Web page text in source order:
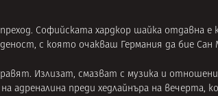
преход. Софийската хардкор шайка
с която очакваш Германия да бие
Излизат, смазват с музика и
адреналина преди хедлайнъра на вечерта,